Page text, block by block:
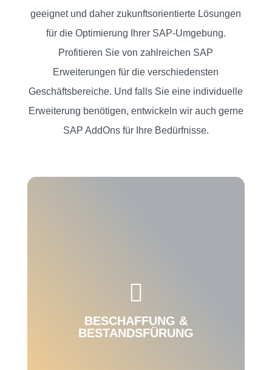
geeignet und daher zukunftsorientierte Lösungen
für die Optimierung Ihrer SAP-Umgebung.
Profitieren Sie von zahlreichen SAP
Erweiterungen für die verschiedensten
Geschäftsbereiche. Und falls Sie eine individuelle
Erweiterung benötigen, entwickeln wir auch gerne
SAP AddOns für Ihre Bedürfnisse.

BESCHAFFUNG &
BESTANDSFÜRUNG